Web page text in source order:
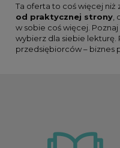
Ta oferta to coś więcej niż
od praktycznej strony
w sobie coś więcej.
wybierz dla siebie lekturę.
przedsiębiorców – biznes